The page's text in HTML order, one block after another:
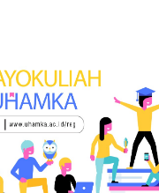
KALBAR
Masuk ke Asrama
Haudl Ketapang ....
March 02, 2018
KALBAR
Pemadam Kebakaran